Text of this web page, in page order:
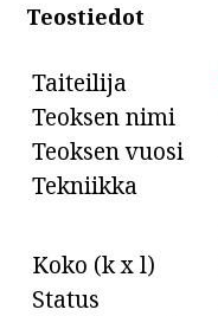
Teostiedot
Taiteilija
Teoksen nimi
Teoksen vuosi
Tekniikka
Koko (k x l)
Status